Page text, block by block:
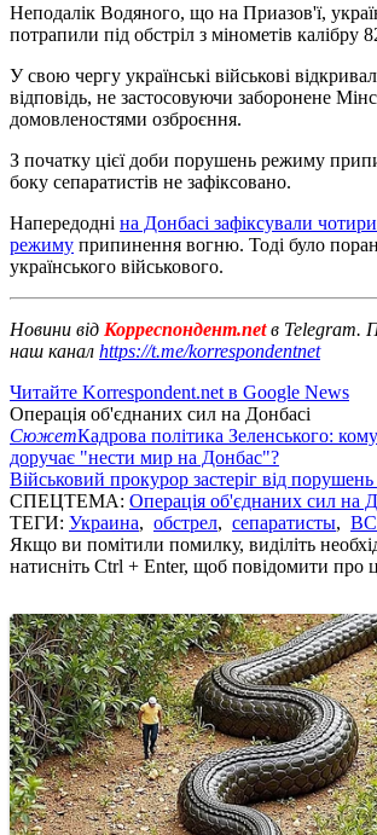
Неподалік Водяного, що на Приазов'ї,
потрапили під обстріл з мінометів калібру
У свою чергу українські військові
відповідь, не застосовуючи заборонене
домовленостями озброєння.
З початку цієї доби порушень режиму
боку сепаратистів не зафіксовано.
Напередодні на Донбасі зафіксували
режиму припинення вогню. Тоді було
українського військового.
Новини від Корреспондент.netв Telegram.
наш канал https://t.me/korrespondentnet
Читайте Korrespondent.net в Google News
Операція об'єднаних сил на Донбасі
СюжетКадрова політика Зеленського:
доручає "нести мир на Донбас"?
Військовий прокурор застеріг від
СПЕЦТЕМА: Операція об'єднаних сил на
ТЕГИ: Украина, обстрел, сепаратисты,
Якщо ви помітили помилку, виділіть
натисніть Ctrl + Enter, щоб повідомити про